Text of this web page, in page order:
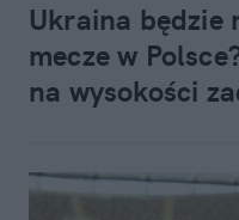
Ukraina będzie
mecze w
na wysokości